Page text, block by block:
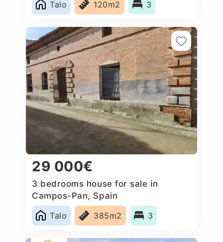
Talo 120m2 3
29 000€
3 bedrooms house for sale in
Campos-Pan, Spain
Talo
385m2 3